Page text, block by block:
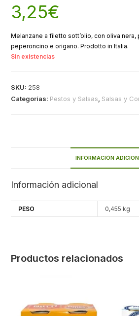
3,25€
Melanzane a filetto sott’olio, con oliva nera,
peperoncino e origano. Prodotto in Italia.
Sin existencias
SKU: 258
Categorías: Pestos y Salsas Salsas y
INFORMACIÓN
Información adicional
PESO 0,455 kg
Productos relacionados